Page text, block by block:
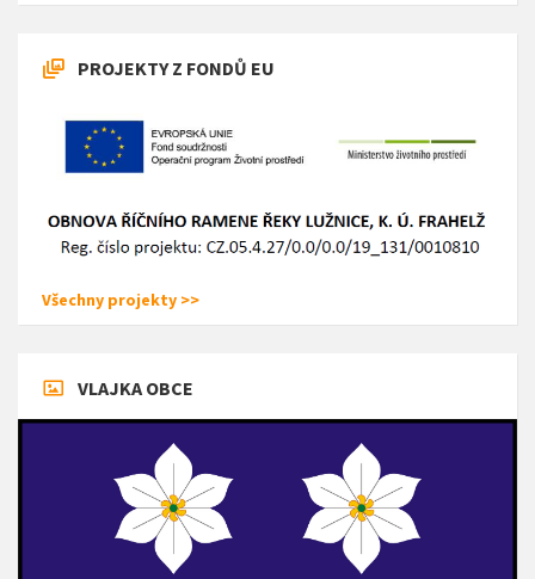
PROJEKTY Z FONDŮ EU
Všechny projekty >>
VLAJKA OBCE